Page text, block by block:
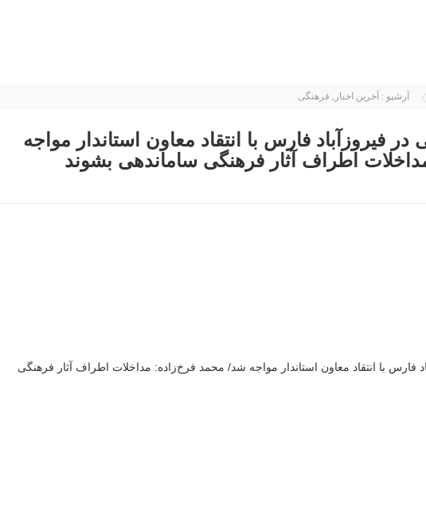
آرشیو : آخرین اخبار , فرهنگی
فیروزآباد فارس با انتقاد معاون استاندار مواجه
اطراف آثار فرهنگی ساماندهی بشوند